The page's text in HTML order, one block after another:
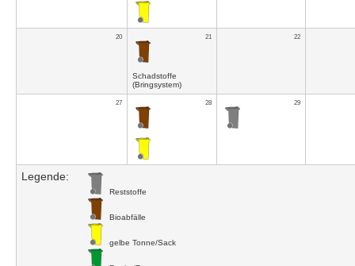
20 21
Schadstoffe
(Bringsystem)
22
27 28 29
Legende:
Reststoffe
Bioabfälle
gelbe Tonne/Sack